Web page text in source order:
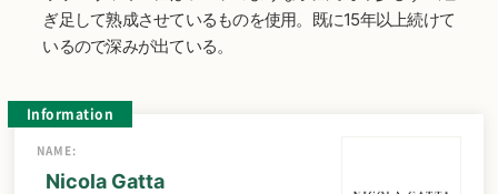
ぎ足して熟成させているものを使用。既に15年以上続けて
いるので深みが出ている。
Information
NAME:
Nicola Gatta